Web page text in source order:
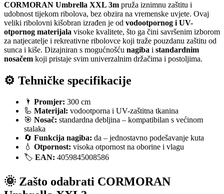
CORMORAN Umbrella XXL 3m pruža iznimnu zaštitu i
udobnost tijekom ribolova, bez obzira na vremenske uvjete. Ovaj
veliki ribolovni kišobran izrađen je od vodootpornog i UV-
otpornog materijala visoke kvalitete, što ga čini savršenim izborom
za natjecatelje i rekreativne ribolovce koji traže pouzdanu zaštitu od
sunca i kiše. Dizajniran s mogućnošću nagiba i standardnim
nosačem koji pristaje svim univerzalnim držačima i postoljima.
⚙️ Tehničke specifikacije
🌂 Promjer: 300 cm
🦾 Materijal: vodootporna i UV-zaštitna tkanina
🎯 Nosač: standardna debljina – kompatibilan s većinom
stalaka
🔄 Funkcija nagiba: da – jednostavno podešavanje kuta
💧 Otpornost: visoka otpornost na oborine i vlagu
🏷️ EAN: 4059845008586
🌞 Zašto odabrati CORMORAN